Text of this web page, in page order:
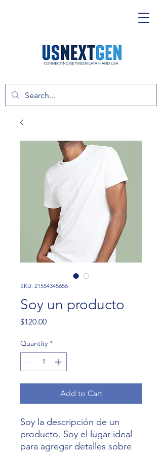
SKU: 21554345656
Soy un producto
$120.00Price
Quantity *
Add to Cart
Soy la descripción de un
producto. Soy el lugar ideal
para agregar detalles sobre